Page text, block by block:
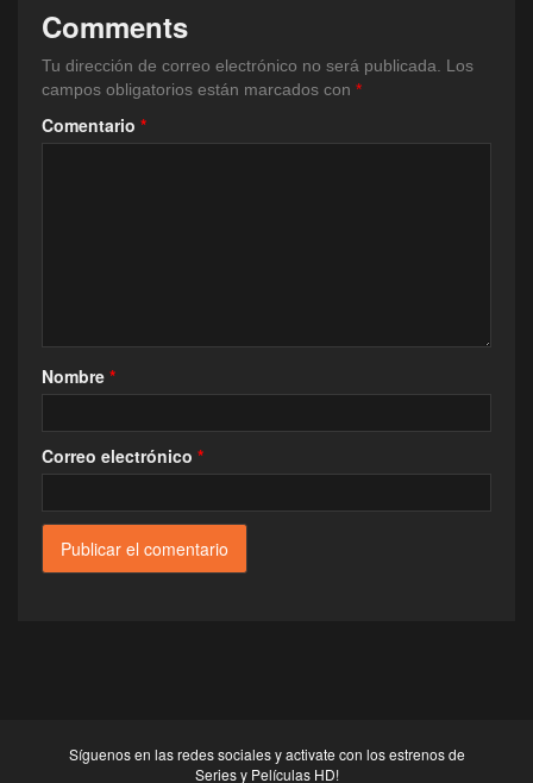
Comments
Tu dirección de correo electrónico no será publicada.
Los
campos obligatorios están marcados con *
Comentario *
Nombre *
Correo electrónico *
Síguenos en las redes sociales y activate con los estrenos de
Series y Películas HD!